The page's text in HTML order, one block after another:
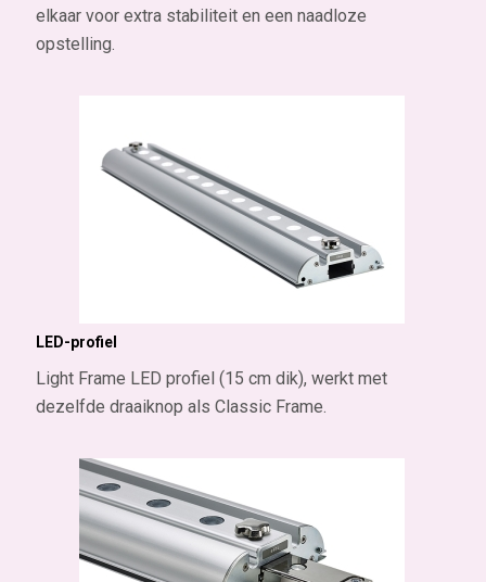
elkaar voor extra stabiliteit en een naadloze
opstelling.
LED-profiel
Light Frame LED profiel (15 cm dik), werkt met
dezelfde draaiknop als Classic Frame.